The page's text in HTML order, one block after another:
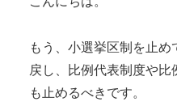
もう、小選挙区制を止
戻し、比例代表制度や比
も止めるべきです。